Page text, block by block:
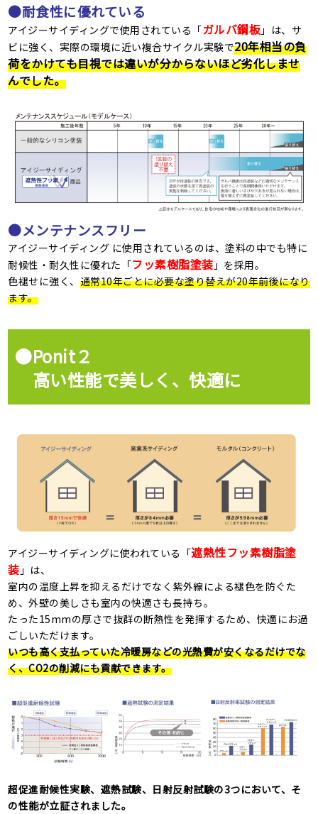
●耐食性に優れている
アイジーサイディングで使用されている「ガルバ鋼板 」は、サ
ビに強く、実際の環境に近い複合サイクル実験で20年相当の負
荷をかけても目視では違いが分からないほど劣化しませ
んでした。
●メンテナンスフリー
アイジーサイディング に使用されているのは、塗料の中でも特に
耐候性・耐久性に優れた「フッ素樹脂塗装 」を採用。
色褪せに強く、 通常10年ごとに必要な塗り替えが20年前後になり
ます。
●Ponit２
高い性能で美しく、快適に
アイジーサイディングに使われている「遮熱性フッ素樹脂塗
装 」は、
室内の温度上昇を抑えるだけでなく紫外線による褪色を防ぐた
め、外壁の美しさも室内の快適さも長持ち。
たった15mmの厚さで抜群の断熱性を発揮するため、快適にお過
ごしいただけます。
いつも高く支払っていた冷暖房などの光熱費が安くなるだけでな
く、CO2の削減にも貢献できます。
超促進耐候性実験、遮熱試験、日射反射試験の3つにおいて、そ
の性能が立証されました。